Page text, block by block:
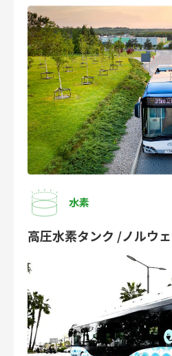
水素
高圧水素タンク /ノルウ